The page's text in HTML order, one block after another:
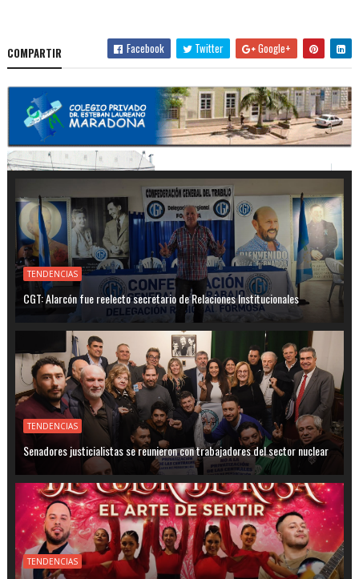
COMPARTIR Facebook Twitter Google+
TENDENCIAS
CGT: Alarcón fue reelecto secretario de Relaciones Institucionales
TENDENCIAS
Senadores justicialistas se reunieron con trabajadores del sector nuclear
TENDENCIAS